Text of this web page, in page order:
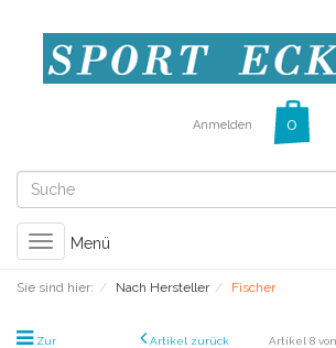
Anmelden
Toggle
navigation
Menü
Sie sind hier: Nach Hersteller Fischer
Zur
Artikel zurück Artikel 8 von